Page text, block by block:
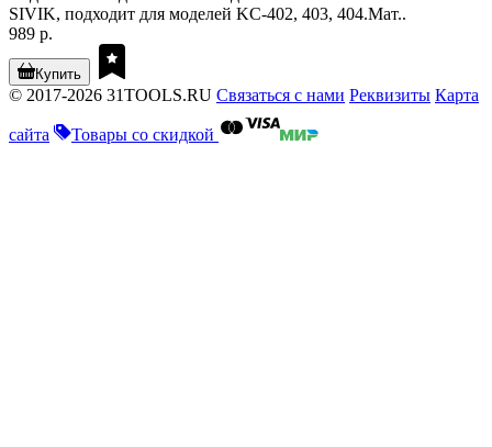
SIVIK, подходит для моделей KC-402, 403, 404.Мат..
989 р.
Купить
© 2017-2026 31TOOLS.RU Связаться с нами Реквизиты Карта
сайта Товары со скидкой